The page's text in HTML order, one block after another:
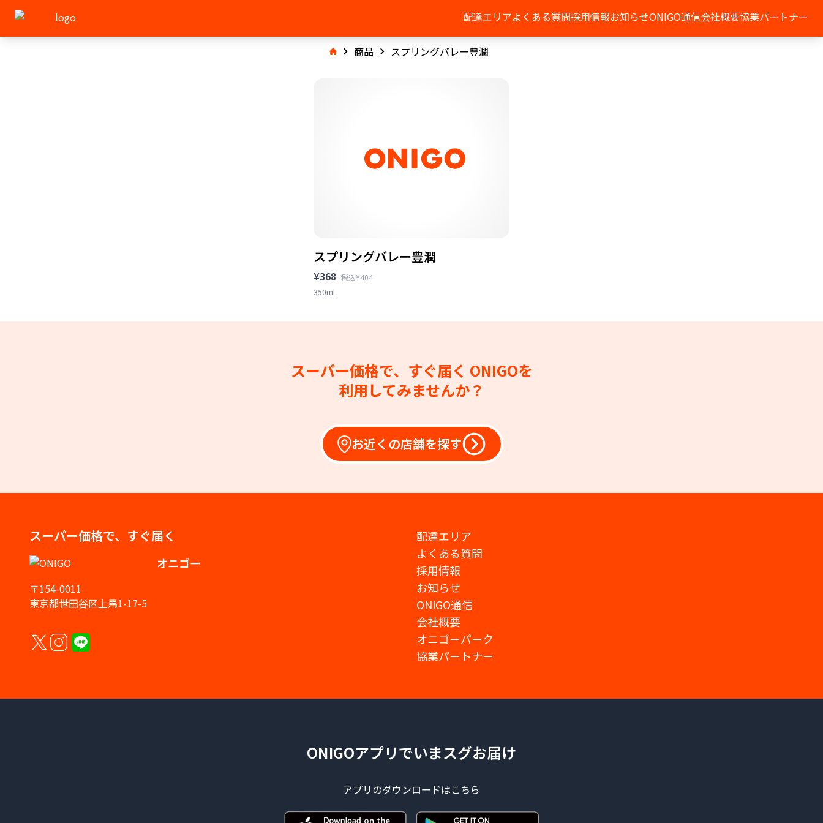
配達エリアよくある質問採用情報お知らせONIGO通信会社概要協業パートナー
商品 スプリングバレー豊潤
スプリングバレー豊潤
¥368 税込¥404
350ml
スーパー価格で、すぐ届く ONIGOを
利用してみませんか？
お近くの店舗を探す
スーパー価格で、すぐ届く
オニゴー
〒154-0011
東京都世田谷区上馬1-17-5
配達エリア
よくある質問
採用情報
お知らせ
ONIGO通信
会社概要
オニゴーパーク
協業パートナー
ONIGOアプリでいまスグお届け
アプリのダウンロードはこちら